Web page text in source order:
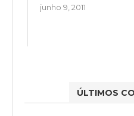
junho 9, 2011
ÚLTIMOS